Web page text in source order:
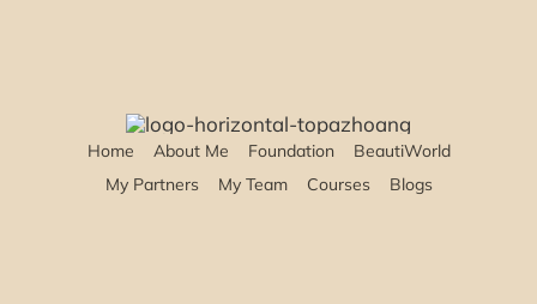
Home About Me Foundation
BeautiWorld
My Partners
My Team Courses Blogs